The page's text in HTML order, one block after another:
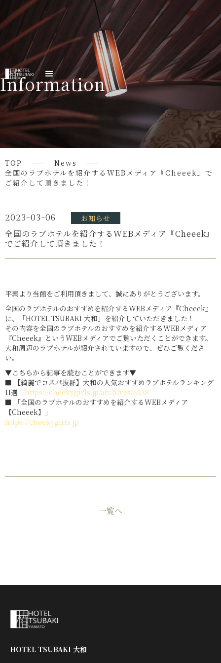
Information
TOP
News
全国のラブホテルを紹介するWEBメディア『Cheeek』で
ご紹介して頂きました！
2023-03-06 お知らせ
全国のラブホテルを紹介するWEBメディア『Cheeek』
でご紹介して頂きました！
平素より当館をご利用頂きまして、誠にありがとうございます。
全国のラブホテルのおすすめを紹介するWEBメディア『Cheeek』
に、「HOTEL TSUBAKI 大和」を紹介していただきました！
その内容を全国のラブホテルのおすすめを紹介するWEBメディア
『Cheeek』というWEBメディアでご覧いただくことができます。
大和周辺のラブホテルが紹介されていますので、ぜひご覧くださ
い。
▼こちらから記事を読むことができます▼
■ 【綺麗でコスパ抜群】大和の人気おすすめラブホテルランキング
11選 https://cheekygirls.jp/archives/6338
■ 「全国のラブホテルのおすすめを紹介するWEBメディア
【Cheeek】」
https://cheekygirls.jp
一覧へ
HOTEL TSUBAKI 大和